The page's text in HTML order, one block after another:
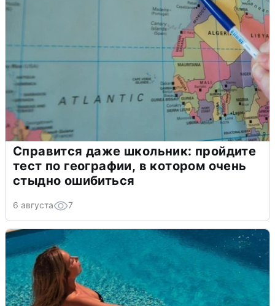
Справится даже школьник: пройдите
тест по географии, в котором очень
стыдно ошибиться
6 августа 7